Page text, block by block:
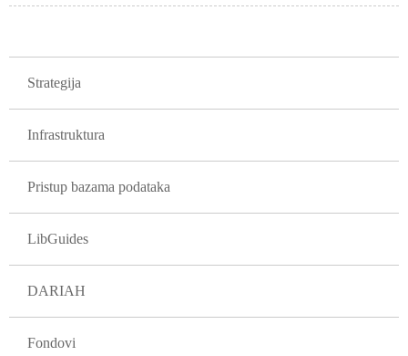
Strategija
Infrastruktura
Pristup bazama podataka
LibGuides
DARIAH
Fondovi